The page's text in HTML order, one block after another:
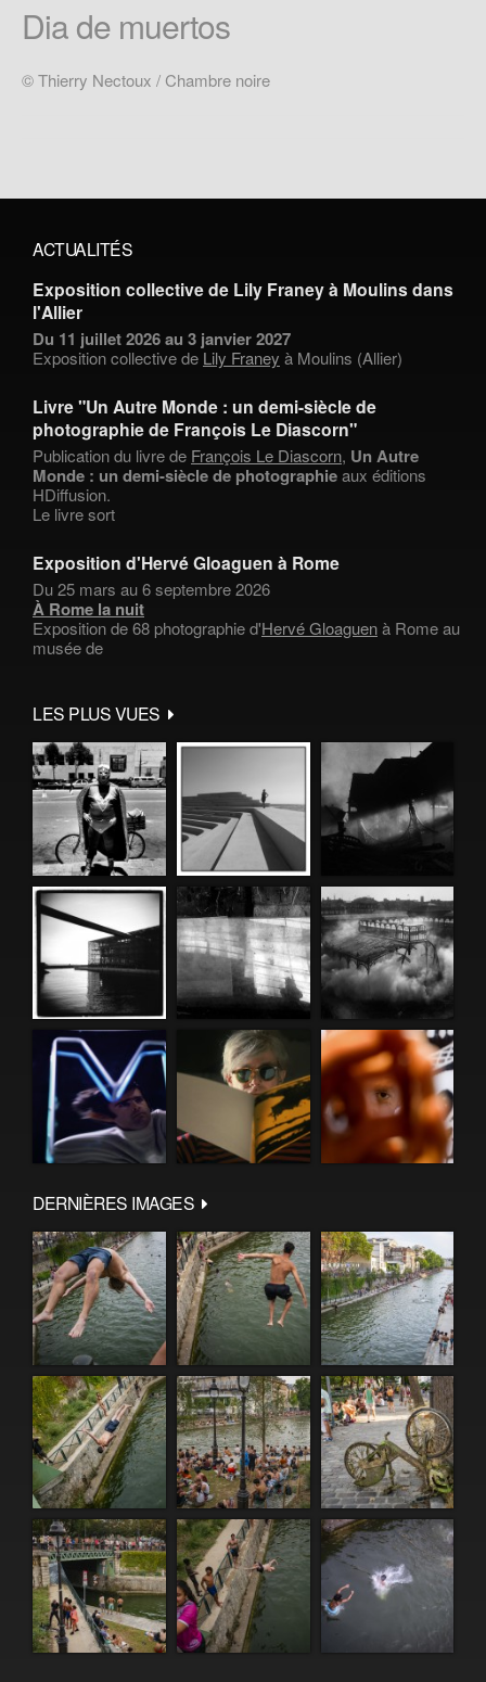
Dia de muertos
© Thierry Nectoux / Chambre noire
ACTUALITÉS
Exposition collective de Lily Franey à Moulins dans
l'Allier
Du 11 juillet 2026 au 3 janvier 2027
Exposition collective de Lily Franey à Moulins (Allier)
Livre "Un Autre Monde : un demi-siècle de
photographie de François Le Diascorn"
Publication du livre de François Le Diascorn, Un Autre
Monde : un demi-siècle de photographieaux éditions
HDiffusion.
Le livre sort
Exposition d'Hervé Gloaguen à Rome
Du 25 mars au 6 septembre 2026
À Rome la nuit
Exposition de 68 photographie d'Hervé Gloaguenà Rome au
musée de
LES PLUS VUES
DERNIÈRES IMAGES